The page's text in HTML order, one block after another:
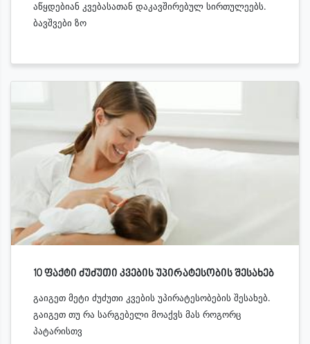
აწყდებიან კვებასათან დაკავშირებულ სირთულეებს.
ბავშვები ზო
10 ფაქტი ძუძუთი კვების უპირატესობის შესახებ
გაიგეთ მეტი ძუძუთი კვების უპირატესობების შესახებ.
გაიგეთ თუ რა სარგებელი მოაქვს მას როგორც
პატარისთვ